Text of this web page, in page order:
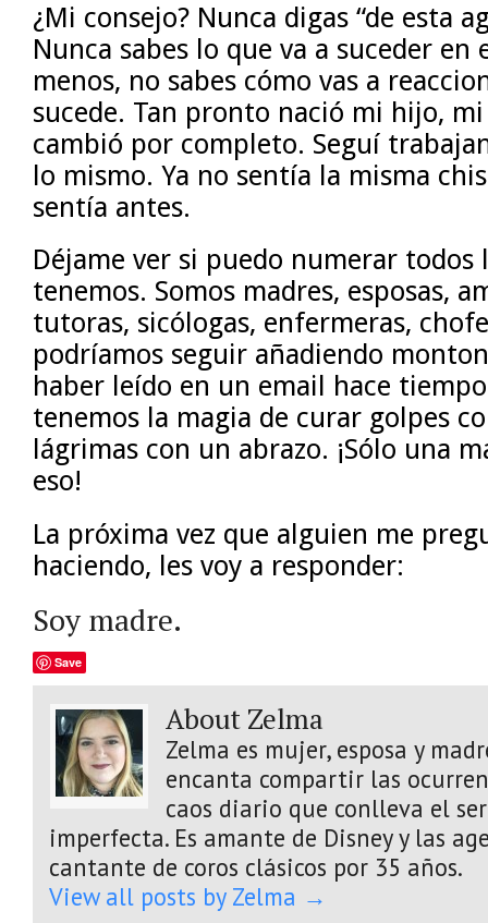
¿Mi consejo? Nunca digas “de esta
Nunca sabes lo que va a suceder
menos, no sabes cómo vas a
sucede. Tan pronto nació mi hijo,
cambió por completo. Seguí
lo mismo. Ya no sentía la misma
sentía antes.
Déjame ver si puedo numerar todos
tenemos. Somos madres, esposas,
tutoras, sicólogas, enfermeras,
podríamos seguir añadiendo
haber leído en un email hace
tenemos la magia de curar golpes
lágrimas con un abrazo. ¡Sólo una
eso!
La próxima vez que alguien me
haciendo, les voy a responder:
Soy madre.
Save
About Zelma
Zelma es mujer, esposa y
encanta compartir las
caos diario que conlleva el
imperfecta. Es amante de Disney y las
cantante de coros clásicos por 35 años.
View all posts by Zelma →